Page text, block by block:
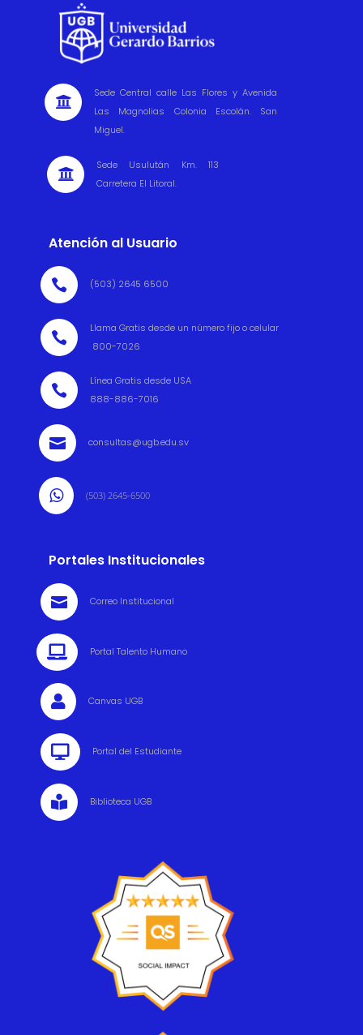

Sede Central calle Las Flores y Avenida
Las Magnolias Colonia Escolán. San
Miguel.

Sede Usulután Km. 113
Carretera El Litoral.
Atención al Usuario
 (503) 2645 6500

Llama Gratis desde un número fijo o celular
800-7026

Línea Gratis desde USA
888-886-7016
 consultas@ugb.edu.sv
 (503) 2645-6500
Portales Institucionales
 Correo Institucional
 Portal Talento Humano
 Canvas UGB
 Portal del Estudiante
 Biblioteca UGB